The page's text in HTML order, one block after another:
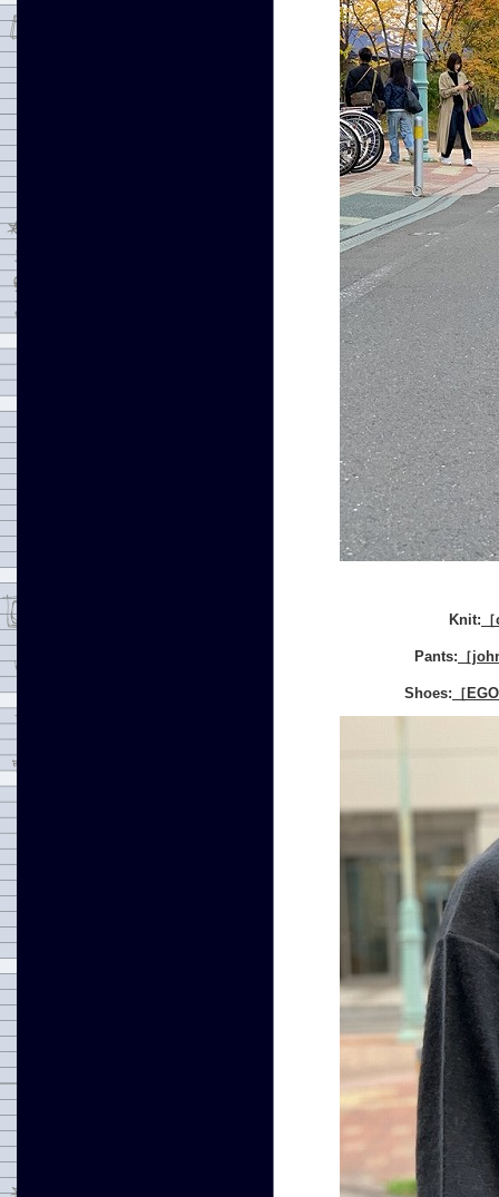
Knit:
Pants: ［
Shoes: ［